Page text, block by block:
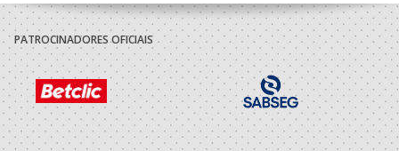
PATROCINADORES OFICIAIS